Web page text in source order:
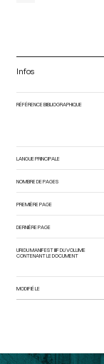
Infos
RÉFÉRENCE BIBLIOGRAPHIQUE
LANGUE PRINCIPALE
NOMBRE DE PAGES
PREMIÈRE PAGE
DERNIÈRE PAGE
URI DU MANIFEST IIIF DU VOLUME
CONTENANT LE DOCUMENT
MODIFIÉ LE